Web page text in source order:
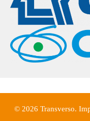
© 2026 Transverso.